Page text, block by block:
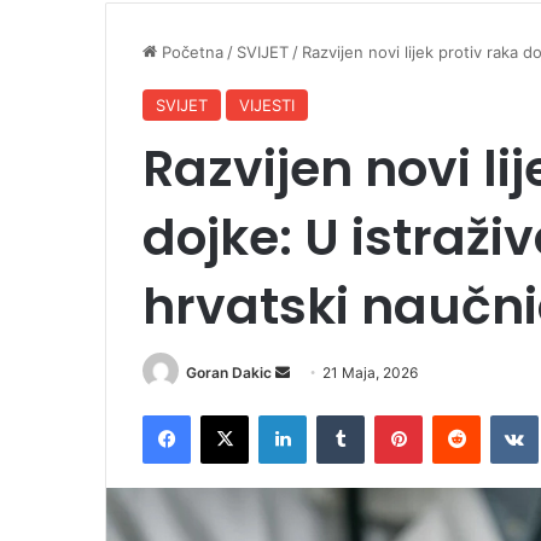
Početna / SVIJET / Razvijen novi lijek protiv raka
SVIJET VIJESTI
Razvijen novi
dojke: U
hrvatski
Goran Dakic
a
21 Maja, 2026